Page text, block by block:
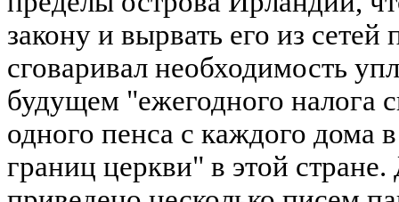
закону и вырвать его из
сговаривал необходимость
будущем "ежегодного налога
одного пенса с каждого
границ церкви" в этой стране.